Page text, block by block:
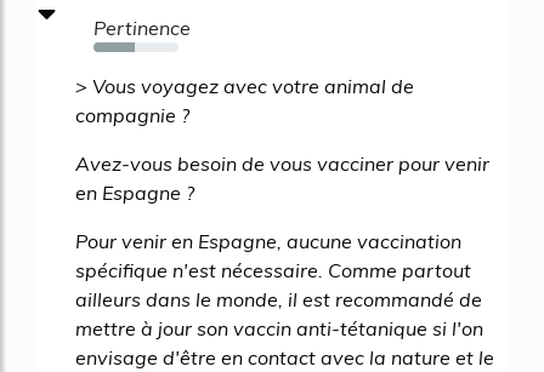
Pertinence
49%
> Vous voyagez avec votre animal de
compagnie ?
Avez-vous besoin de vous vacciner pour venir
en Espagne ?
Pour venir en Espagne, aucune vaccination
spécifique n'est nécessaire. Comme partout
ailleurs dans le monde, il est recommandé de
mettre à jour son vaccin anti-tétanique si l'on
envisage d'être en contact avec la nature et le